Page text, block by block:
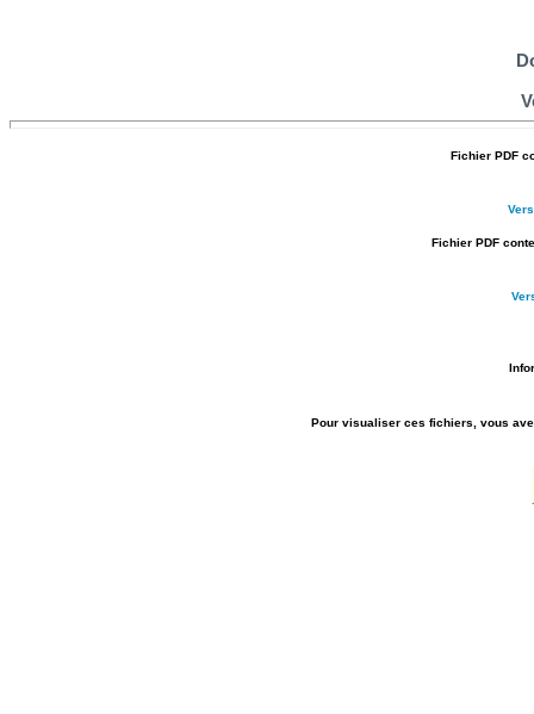
Fichier PDF
Fichier PDF
Pour visualiser ces fichiers, vous